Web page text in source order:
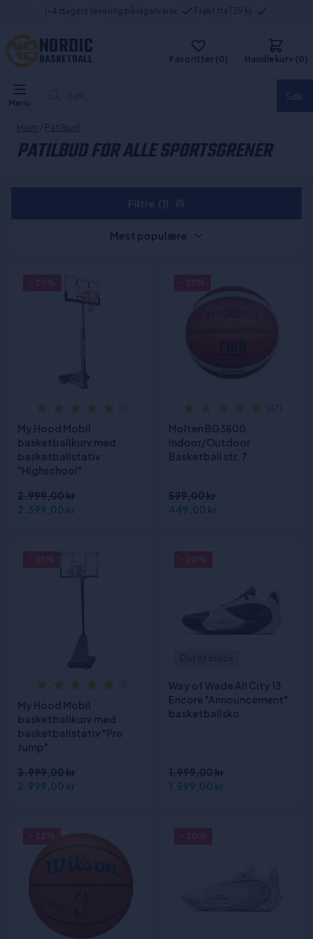
1-4 dagers levering på lagervarer Frakt fra 139 kr
NORDIC
BASKETBALL Favoritter (0) Handlekurv (0)
Menu
Hjem / Patilbud
PATILBUD FOR ALLE SPORTSGRENER
My Hood Mobil
basketballkurv med
basketballstativ
"Highschool"
2.999,00 kr
2.399,00 kr
Molten BG3800
Indoor/Outdoor
Basketball str. 7
599,00 kr
449,00 kr
My Hood Mobil
basketballkurv med
basketballstativ "Pro
Jump"
3.999,00 kr
2.999,00 kr
Way of Wade All City 13
Encore "Announcement"
basketballsko
1.999,00 kr
1.599,00 kr
Mest populære